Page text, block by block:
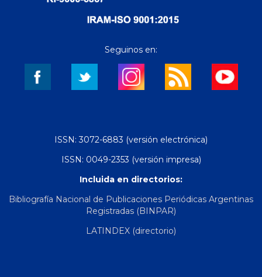
Seguinos en:
ISSN: 3072-6883 (versión electrónica)
ISSN: 0049-2353 (versión impresa)
Incluida en directorios:
Bibliografía Nacional de Publicaciones Periódicas Argentinas
Registradas (BINPAR)
LATINDEX (directorio)